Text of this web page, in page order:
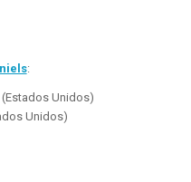
:
Unidos)
Unidos)